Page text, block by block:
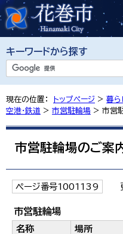
キーワードから探す
現在の位置： トップページ > 暮ら
空港・鉄道 > 市営駐輪場 > 市営
市営駐輪場のご案
ページ番号1001139
市営駐輪場
名称 場所